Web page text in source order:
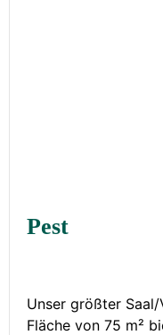
Pest
Unser größter
Fläche von 75 m²